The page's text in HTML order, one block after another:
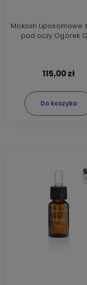
Mokosh Liposomowe
pod oczy Ogórek
115,00 zł
Do koszyka